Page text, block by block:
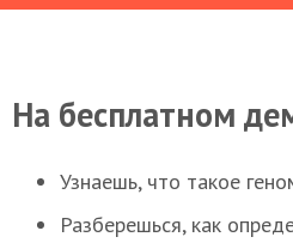
На бесплатном
Узнаешь, что такое
Разберешься, как